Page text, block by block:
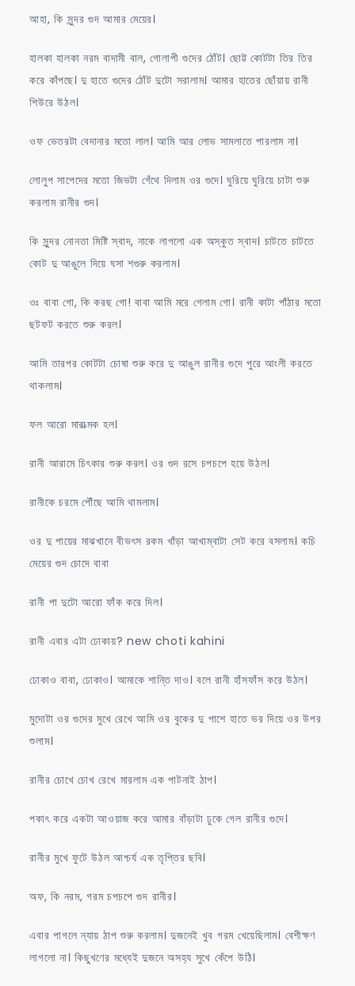
আহা, কি সুন্দর গুদ আমার মেয়ের।
হালকা হালকা নরম বাদামী বাল, গোলাপী গুদের ঠোঁট। ছোট্ট কোটটা তির তির
করে কাঁপছে। দু হাতে গুদের ঠোঁট দুটো সরালাম। আমার হাতের ছোঁয়ায় রানী
শিউরে উঠল।
ওফ ভেতরটা বেদানার মতো লাল। আমি আর লোভ সামলাতে পারলাম না।
লোলুপ সাপেদের মতো জিভটা গেঁথে দিলাম ওর গুদে। ঘুরিয়ে ঘুরিয়ে চাটা শুরু
করলাম রানীর গুদ।
কি সুন্দর নোনতা মিষ্টি স্বাদ, নাকে লাগলো এক অস্কুত স্বাদ। চাটতে চাটতে
কোট দু আঙুলে দিয়ে ঘসা শগুরু করলাম।
ওঃ বাবা গো, কি করছ গো! বাবা আমি মরে গেলাম গো। রানী কাটা পাঁঠার মতো
ছটফট করতে শুরু করল।
আমি তারপর কোটটা চোষা শুরু করে দু আঙুল রানীর গুদে পুরে আংলী করতে
থাকলাম।
ফল আরো মারাত্মক হল।
রানী আরামে চিৎকার শুরু করল। ওর গুদ রসে চপচপে হয়ে উঠল।
রানীকে চরমে পৌঁছে আমি থামলাম।
ওর দু পায়ের মাঝখানে বীভৎস রকম খাঁড়া আখাম্বাটা সেট করে বসলাম। কচি
মেয়ের গুদ চোদে বাবা
রানী পা দুটো আরো ফাঁক করে দিল।
রানী এবার এটা ঢোকায়? new choti kahini
ঢোকাও বাবা, ঢোকাও। আমাকে শান্তি দাও। বলে রানী হাঁসফাঁস করে উঠল।
মুদোটা ওর গুদের মুখে রেখে আমি ওর বুকের দু পাশে হাতে ভর দিয়ে ওর উপর
শুলাম।
রানীর চোখে চোখ রেখে মারলাম এক পাটনাই ঠাপ।
পকাৎ করে একটা আওয়াজ করে আমার বাঁড়াটা ঢুকে গেল রানীর গুদে।
রানীর মুখে ফুটে উঠল আশ্চর্য এক তৃপ্তির ছবি।
অফ, কি নরম, গরম চপচপে গুদ রানীর।
এবার পাগলে ন্যায় ঠাপ শুরু করলাম। দুজনেই খুব গরম খেয়েছিলাম। বেশীক্ষণ
লাগলো না। কিছুখণের মধ্যেই দুজনে অসহ্য সুখে কেঁপে উঠি।